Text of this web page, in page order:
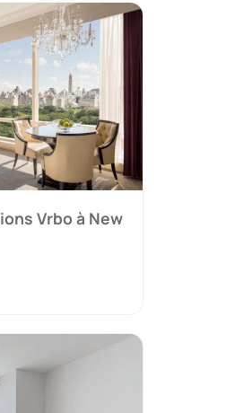
Vrbo à New